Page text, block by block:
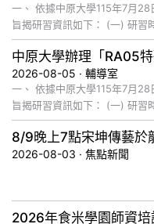
一、 依據中原大學115年7月
旨揭研習資訊如下： (一) 研習
2026-08-05 · 輔導室
一、 依據中原大學115年7月
旨揭研習資訊如下： (一) 研習
2026-08-03 · 焦點新聞
2026年食米學園師資培